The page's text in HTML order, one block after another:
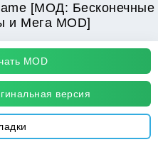
[МОД: Бесконечные
и Мега MOD]
MOD
версия